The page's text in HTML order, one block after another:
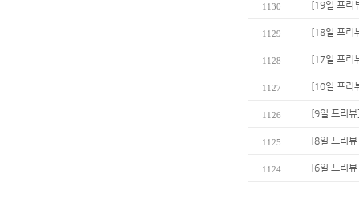
1130 [19일 프리
1129 [18일 프리
1128 [17일 프리
1127 [10일 프리
1126 [9일 프리
1125 [8일 프리
1124 [6일 프리